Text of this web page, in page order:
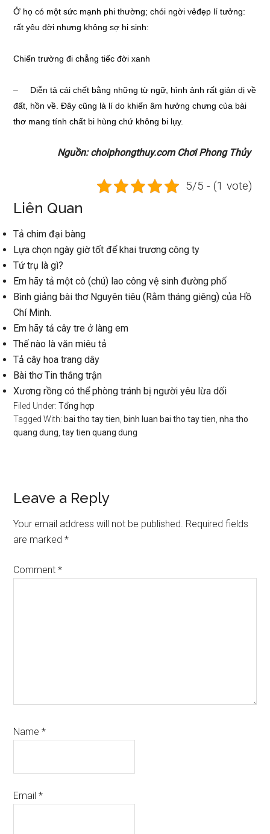
Ở họ có một sức mạnh phi thường; chói ngời vẻđẹp lí tưởng:
rất yêu đời nhưng không sợ hi sinh:
Chiến trường đi chẳng tiếc đời xanh
– Diễn tả cái chết bằng những từ ngữ, hình ảnh rất giản dị về
đất, hồn về. Đây cũng là lí do khiến âm hưởng chưng của bài
thơ mang tính chất bi hùng chứ không bi lụy.
Nguồn: choiphongthuy.com Chơi Phong Thủy
5/5 - (1 vote)
Liên Quan
Tả chim đại bàng
Lựa chọn ngày giờ tốt để khai trương công ty
Tứ trụ là gì?
Em hãy tả một cô (chú) lao công vệ sinh đường phố
Bình giảng bài thơ Nguyên tiêu (Rằm tháng giêng) của Hồ
Chí Minh.
Em hãy tả cây tre ở làng em
Thế nào là văn miêu tả
Tả cây hoa trang dây
Bài thơ Tin thắng trận
Xương rồng có thể phòng tránh bị người yêu lừa dối
Filed Under:Tổng hợp
Tagged With: bai tho tay tien binh luan bai tho tay tien ,nha tho
quang dung ,tay tien quang dung
Reader
Interactions
Leave a Reply
Your email address will not be published. Required fields
are marked*
Comment*
Name*
Email*